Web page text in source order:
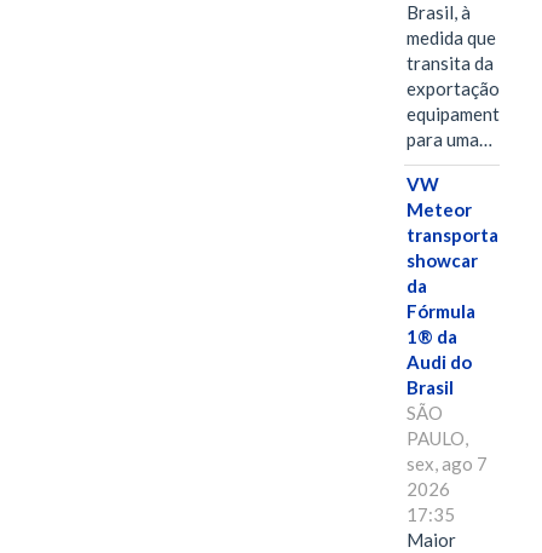
Brasil, à
medida que
transita da
exportação de
equipamentos
para uma…
VW
Meteor
transporta
showcar
da
Fórmula
1® da
Audi do
Brasil
SÃO
PAULO,
sex, ago 7
2026
17:35
Maior